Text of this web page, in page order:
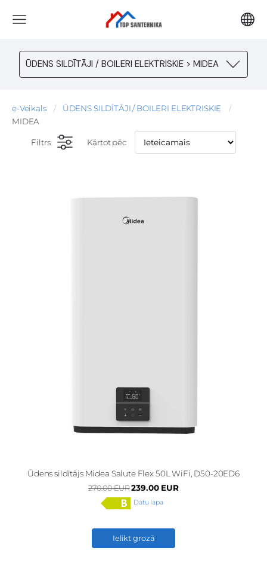
ŪDENS SILDĪTĀJI / BOILERI ELEKTRISKIE > MIDEA
e-Veikals
ŪDENS SILDĪTĀJI / BOILERI ELEKTRISKIE
MIDEA
Filtrs Kārtot pēc
Ūdens sildītājs Midea Salute Flex 50L WiFi, D50-20ED6
270.00 EUR239.00 EUR
Datu lapa
Ielikt grozā